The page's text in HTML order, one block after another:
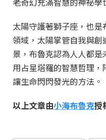
太陽守護著獅子座，也
領域，太陽掌管自我與
景，布魯克認為人人都
用占星塔羅的智慧哲理
讓生命閃閃發光的方法。
以上文章由小海布魯克授